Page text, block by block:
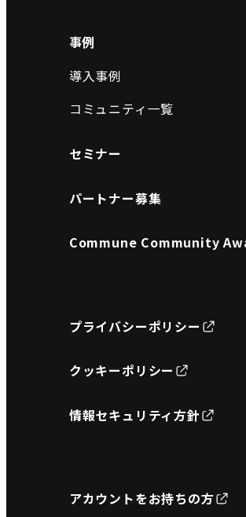
事例
導入事例
コミュニティ一覧
セミナー
パートナー募集
Commune Community
プライバシーポリシー
クッキーポリシー
情報セキュリティ方針
アカウントをお持ちの方